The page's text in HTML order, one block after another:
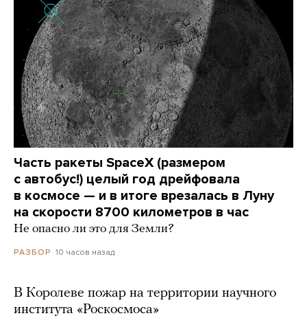
Часть ракеты SpaceX (размером
с автобус!) целый год дрейфовала
в космосе — и в итоге врезалась в Луну
на скорости 8700 километров в час
Не опасно ли это для Земли?
РАЗБОР 10 часов назад
В Королеве пожар на территории научного
института «Роскосмоса»